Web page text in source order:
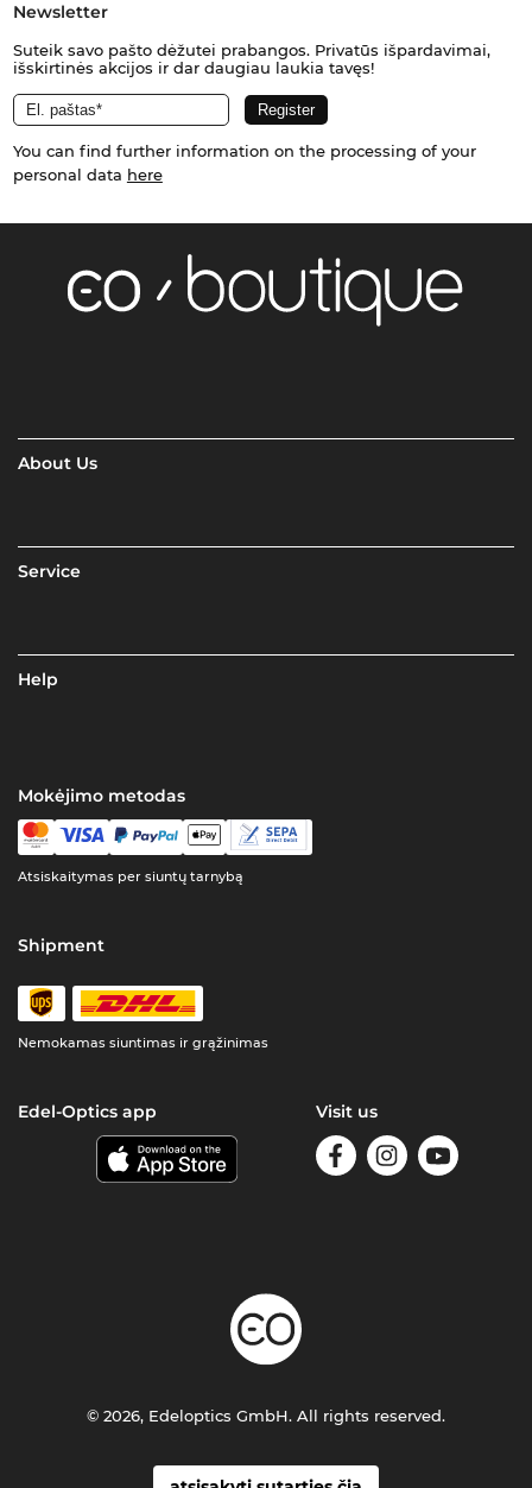
Newsletter
Suteik savo pašto dėžutei prabangos. Privatūs išpardavimai,
išskirtinės akcijos ir dar daugiau laukia tavęs!
You can find further information on the processing of your
personal data here
About Us
Service
Help
Mokėjimo metodas
Atsiskaitymas per siuntų tarnybą
Shipment
Nemokamas siuntimas ir grąžinimas
Edel-Optics app Visit us
© 2026, Edeloptics GmbH. All rights reserved.